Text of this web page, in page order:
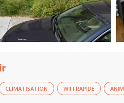
CLIMATISATION WIFI RAPIDE